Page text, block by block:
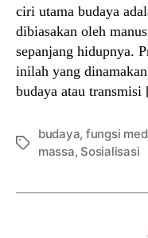
ciri utama budaya
dibiasakan oleh
sepanjang hidupnya.
inilah yang
budaya atau
Tags
budaya, fungsi
massa, Sosialisasi